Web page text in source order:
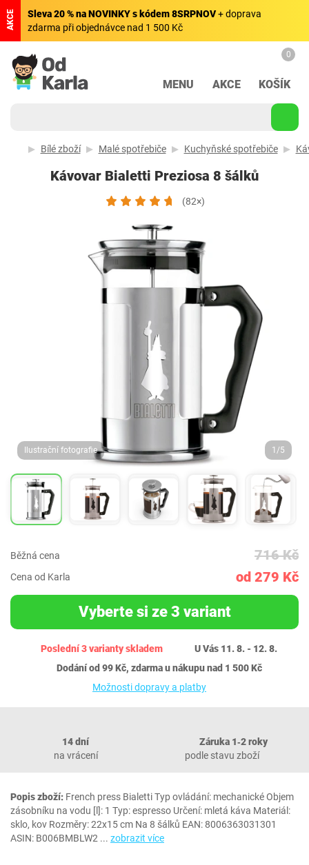
AKCE Sleva 20 % na NOVINKY s kódem 8SRPNOV+ doprava
zdarma při objednávce nad 1 500 Kč
MENU AKCE
0
KOŠÍK
Bílé zboží Malé spotřebiče Kuchyňské spotřebiče
Kávovar Bialetti Preziosa 8 šálků
(82×)
Ilustrační fotografie 1/5
Běžná cena 716 Kč
Cena od Karla od 279 Kč
Vyberte si ze 3 variant
Poslední 3 varianty skladem
U Vás 11. 8. - 12. 8.
Dodání od 99 Kč, zdarma u nákupu nad 1 500 Kč
Možnosti dopravy a platby
14 dní
na vrácení
Záruka 1‐2 roky
podle stavu zboží
Popis zboží: French press Bialetti Typ ovládání: mechanické Objem
zásobníku na vodu [l]: 1 Typ: espresso Určení: mletá káva Materiál:
sklo, kov Rozměry: 22x15 cm Na 8 šálků EAN: 8006363031301
ASIN: B006BMBLW2 ... zobrazit více